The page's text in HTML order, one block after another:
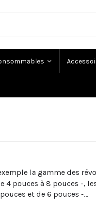
la gamme des
4 pouces à 8 pouces -,
et de 6 pouces -...